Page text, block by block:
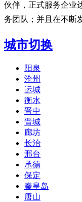
伙伴，正式服务企业
务团队；并且在不断
城市切换
阳泉
沧州
运城
衡水
晋中
晋城
廊坊
长治
邢台
承德
保定
秦皇岛
唐山